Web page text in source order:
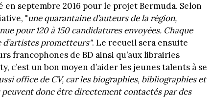
en septembre 2016 pour le projet Bermuda. Selon
"une quarantaine d’auteurs de la région,
pour 120 à 150 candidatures envoyées. Chaque
d’artistes prometteurs". Le recueil sera ensuite
francophones de BD ainsi qu’aux librairies
c’est un bon moyen d’aider les jeunes talents à se
office de CV, car les biographies, bibliographies et
donc être directement contactés par des